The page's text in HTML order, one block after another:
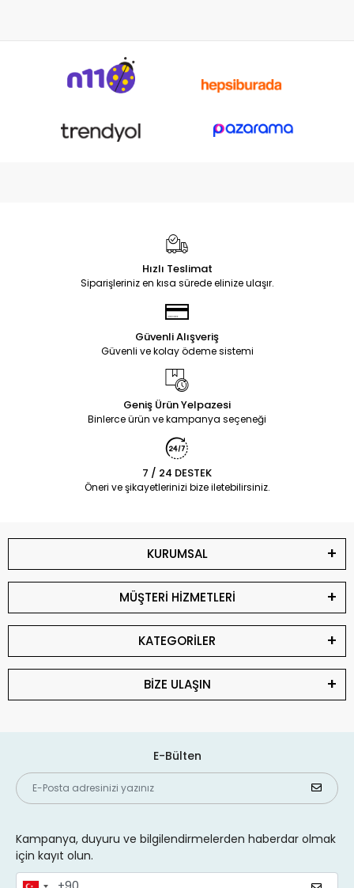
Hızlı Teslimat
Siparişleriniz en kısa sürede elinize ulaşır.
Güvenli Alışveriş
Güvenli ve kolay ödeme sistemi
Geniş Ürün Yelpazesi
Binlerce ürün ve kampanya seçeneği
7 / 24 DESTEK
Öneri ve şikayetlerinizi bize iletebilirsiniz.
KURUMSAL
MÜŞTERİ HİZMETLERİ
KATEGORİLER
BİZE ULAŞIN
E-Bülten
Kampanya, duyuru ve bilgilendirmelerden haberdar olmak
için kayıt olun.